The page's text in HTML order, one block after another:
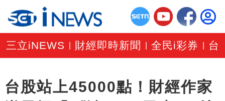
三立iNEWS 財經即時新聞 |全民i彩券 台
台股站上45000點！財經作家